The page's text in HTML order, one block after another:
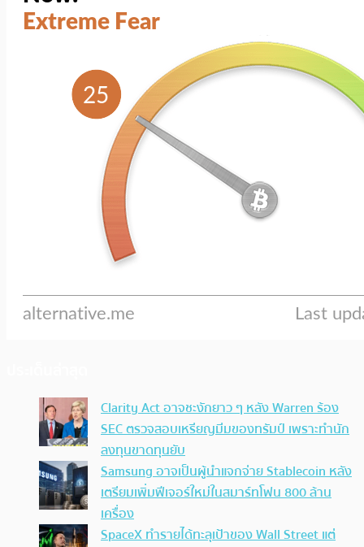
Clarity Act อาจชะงักยาว ๆ หลัง Warren ร้อง
SEC ตรวจสอบเหรียญมีมของทรัมป์ เพราะทำนัก
ลงทุนขาดทุนยับ
Samsung อาจเป็นผู้นำแจกจ่าย Stablecoin หลัง
เตรียมเพิ่มฟีเจอร์ใหม่ในสมาร์ทโฟน 800 ล้าน
เครื่อง
SpaceX ทำรายได้ทะลุเป้าของ Wall Street แต่